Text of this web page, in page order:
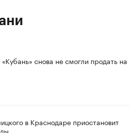
снова не смогли продать на
в Краснодаре приостановит